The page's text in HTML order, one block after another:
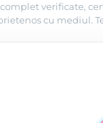
verificate,
cu mediul.